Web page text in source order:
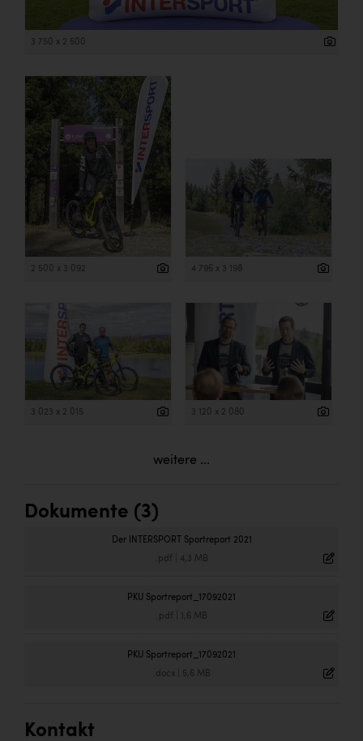
3 750 x 2 500
2 500 x 3 092 4 796 x 3 198
3 023 x 2 015 3 120 x 2 080
weitere ...
Dokumente (3)
Der INTERSPORT Sportreport 2021
.pdf 4,3 MB
PKU Sportreport_17092021
.pdf 1,6 MB
PKU Sportreport_17092021
.docx| 5,6 MB
Kontakt